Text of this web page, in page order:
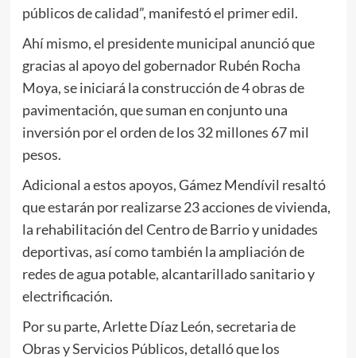
públicos de calidad”, manifestó el primer edil.
Ahí mismo, el presidente municipal anunció que
gracias al apoyo del gobernador Rubén Rocha
Moya, se iniciará la construcción de 4 obras de
pavimentación, que suman en conjunto una
inversión por el orden de los 32 millones 67 mil
pesos.
Adicional a estos apoyos, Gámez Mendívil resaltó
que estarán por realizarse 23 acciones de vivienda,
la rehabilitación del Centro de Barrio y unidades
deportivas, así como también la ampliación de
redes de agua potable, alcantarillado sanitario y
electrificación.
Por su parte, Arlette Díaz León, secretaria de
Obras y Servicios Públicos, detalló que los